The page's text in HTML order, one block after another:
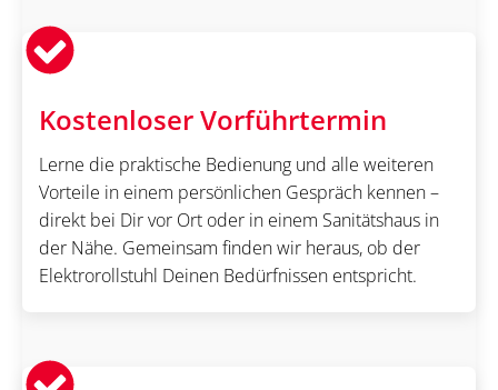
Kostenloser Vorführtermin
Lerne die praktische Bedienung und alle weiteren
Vorteile in einem persönlichen Gespräch kennen –
direkt bei Dir vor Ort oder in einem Sanitätshaus in
der Nähe. Gemeinsam finden wir heraus, ob der
Elektrorollstuhl Deinen Bedürfnissen entspricht.